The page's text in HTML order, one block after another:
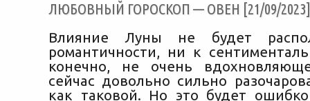
ЛЮБОВНЫЙ ГОРОСКОП — ОВЕН [21/09/2023]
Влияние Луны не будет
романтичности, ни к
конечно, не очень
сейчас довольно сильно
как таковой. Но это будет